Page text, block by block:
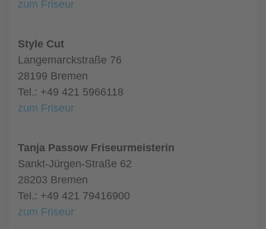
zum Friseur
Style Cut
Langemarckstraße 76
28199 Bremen
Tel.: +49 421 5966118
zum Friseur
Tanja Passow Friseurmeisterin
Sankt-Jürgen-Straße 62
28203 Bremen
Tel.: +49 421 79416900
zum Friseur